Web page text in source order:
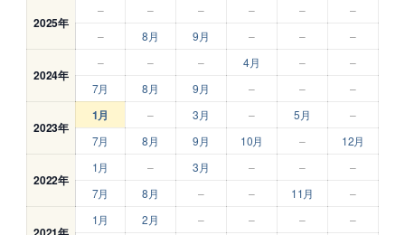
2025年
– – – – –
–
–
8月 9月 – – –
2024年
– – – 4月 –
–
7月
8月 9月 – – –
2023年
1月 – 3月 – 5月
–
7月
8月 9月 10月 – 12月
2022年
1月 – 3月 – –
–
7月
8月 – – 11月 –
1月 2月 – – –
–